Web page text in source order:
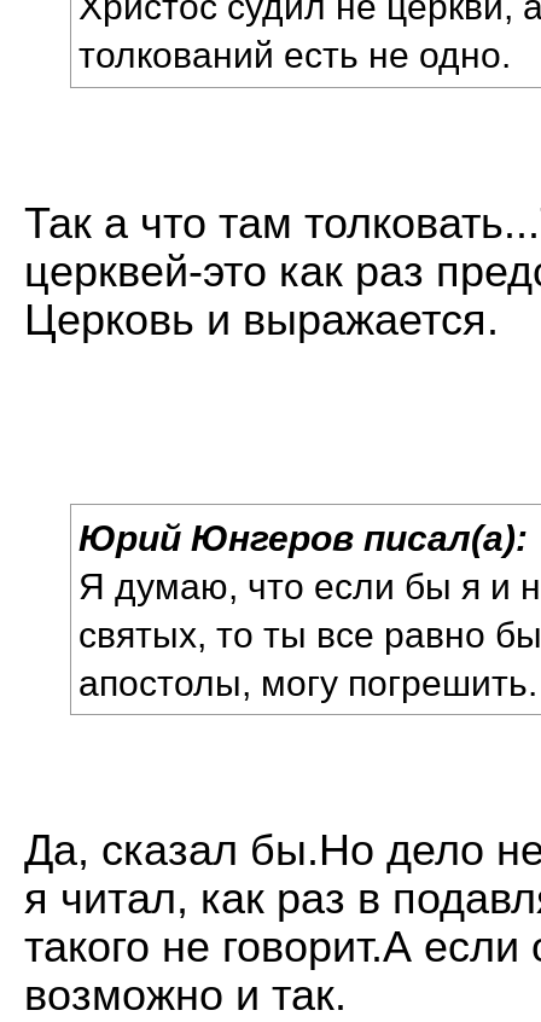
толкований есть не одно.
Так а что там
церквей-это как раз
Церковь и выражается.
Юрий Юнгеров писал(а):
Я думаю, что если бы я и
святых, то ты все равно
апостолы, могу
Да, сказал бы.Но дело
я читал, как раз в
такого не говорит.А
возможно и так.